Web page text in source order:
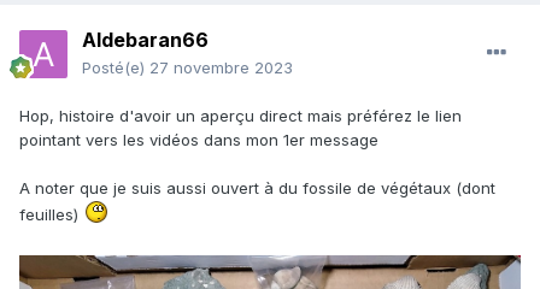
Aldebaran66
Posté(e) 27 novembre 2023
Hop, histoire d'avoir un aperçu direct mais préférez le lien
pointant vers les vidéos dans mon 1er message
A noter que je suis aussi ouvert à du fossile de végétaux (dont
feuilles)